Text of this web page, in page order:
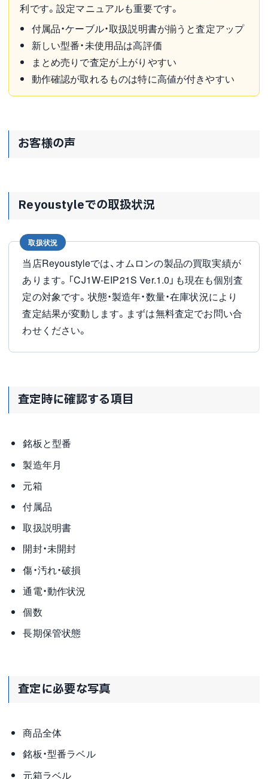
利です。設定マニュアルも重要です。
付属品・ケーブル・取扱説明書が揃うと査定アップ
新しい型番・未使用品は高評価
まとめ売りで査定が上がりやすい
動作確認が取れるものは特に高値が付きやすい
お客様の声
Reyoustyleでの取扱状況
取扱状況
当店Reyoustyleでは、オムロンの製品の買取実績が
あります。「CJ1W-EIP21S Ver.1.0」も現在も個別査
定の対象です。状態・製造年・数量・在庫状況により
査定結果が変動します。まずは無料査定でお問い合
わせください。
査定時に確認する項目
銘板と型番
製造年月
元箱
付属品
取扱説明書
開封・未開封
傷・汚れ・破損
通電・動作状況
個数
長期保管状態
査定に必要な写真
商品全体
銘板・型番ラベル
元箱ラベル